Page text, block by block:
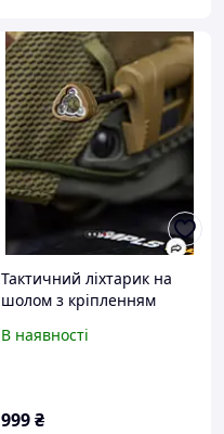
Тактичний ліхтарик на
шолом з кріпленням
02).Тактичний ліхтарик.
В наявності
999₴